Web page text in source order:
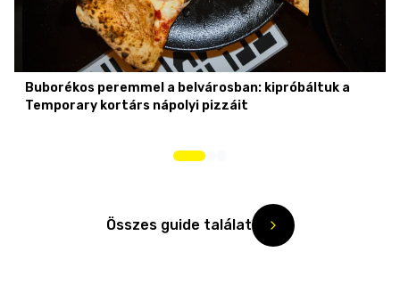
Buborékos peremmel a belvárosban: kipróbáltuk a
Temporary kortárs nápolyi pizzáit
Összes guide találat